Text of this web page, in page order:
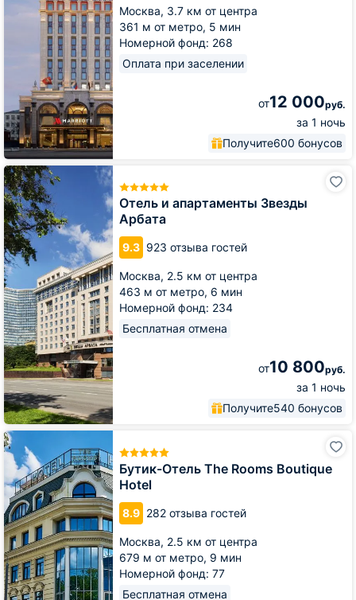
Москва, 3.7 км от центра
361 м от метро, 5 мин
Номерной фонд: 268
Оплата при заселении
от12 000руб.
за 1 ночь
Получите600 бонусов
Отель и апартаменты Звезды
Арбата
9.3 923 отзыва гостей
Москва, 2.5 км от центра
463 м от метро, 6 мин
Номерной фонд: 234
Бесплатная отмена
от10 800руб.
за 1 ночь
Получите540 бонусов
Отель
и
апартаменты
Звезды
Арбата
Бутик-Отель The Rooms Boutique
Hotel
8.9 282 отзыва гостей
Москва, 2.5 км от центра
679 м от метро, 9 мин
Номерной фонд: 77
Бесплатная отмена
Бутик-
Отель
The
Rooms
Boutique
Hotel